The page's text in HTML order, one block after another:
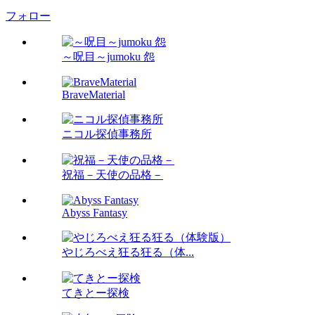
フォロー
～呪目～jumoku 怨
BraveMaterial
ニコル探偵事務所
祝福－天使の品格－
Abyss Fantasy
やじろべえ狂る狂る（体...
てきとー探検